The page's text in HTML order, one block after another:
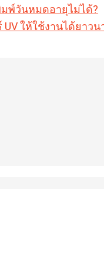
พ์วันหมดอายุไม่ได้?
UV ให้ใช้งานได้ยาว